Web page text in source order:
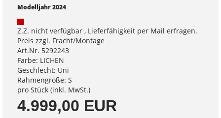
Modelljahr 2024
Z.Z. nicht verfügbar , Lieferfähigkeit per Mail erfragen.
Preis zzgl. Fracht/Montage
Art.Nr. 5292243
Farbe: LICHEN
Geschlecht: Uni
Rahmengröße: S
pro Stück (inkl. MwSt.)
4.999,00 EUR